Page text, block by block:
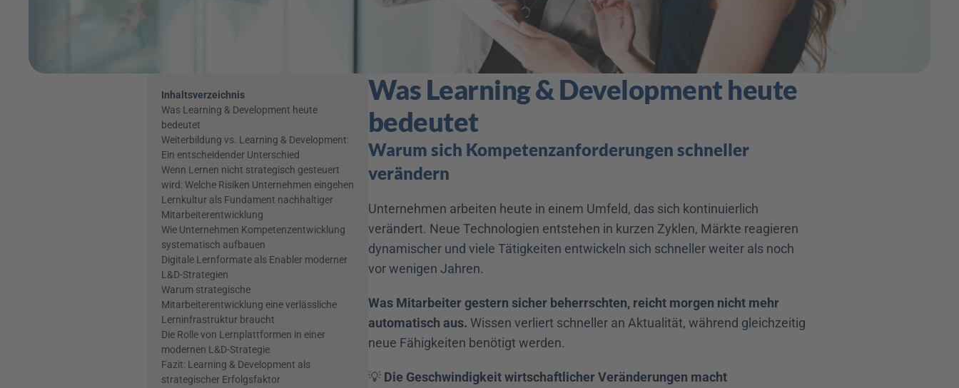
Inhaltsverzeichnis
Was Learning & Development heute
bedeutet
Weiterbildung vs. Learning & Development:
Ein entscheidender Unterschied
Wenn Lernen nicht strategisch gesteuert
wird: Welche Risiken Unternehmen eingehen
Lernkultur als Fundament nachhaltiger
Mitarbeiterentwicklung
Wie Unternehmen Kompetenzentwicklung
systematisch aufbauen
Digitale Lernformate als Enabler moderner
L&D-Strategien
Warum strategische
Mitarbeiterentwicklung eine verlässliche
Lerninfrastruktur braucht
Die Rolle von Lernplattformen in einer
modernen L&D-Strategie
Fazit: Learning & Development als
strategischer Erfolgsfaktor
Was Learning & Development heute
bedeutet
Warum sich Kompetenzanforderungen schneller
verändern
Unternehmen arbeiten heute in einem Umfeld, das sich kontinuierlich
verändert. Neue Technologien entstehen in kurzen Zyklen, Märkte reagieren
dynamischer und viele Tätigkeiten entwickeln sich schneller weiter als noch
vor wenigen Jahren.
Was Mitarbeiter gestern sicher beherrschten, reicht morgen nicht mehr
automatisch aus. Wissen verliert schneller an Aktualität, während gleichzeitig
neue Fähigkeiten benötigt werden.
💡 Die Geschwindigkeit wirtschaftlicher Veränderungen macht